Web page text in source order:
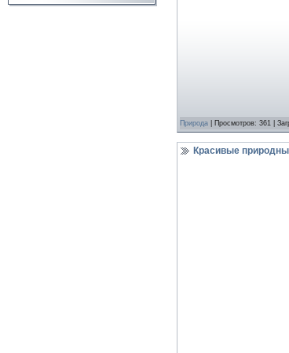
Природа | Просмотров: 361 |
Красивые